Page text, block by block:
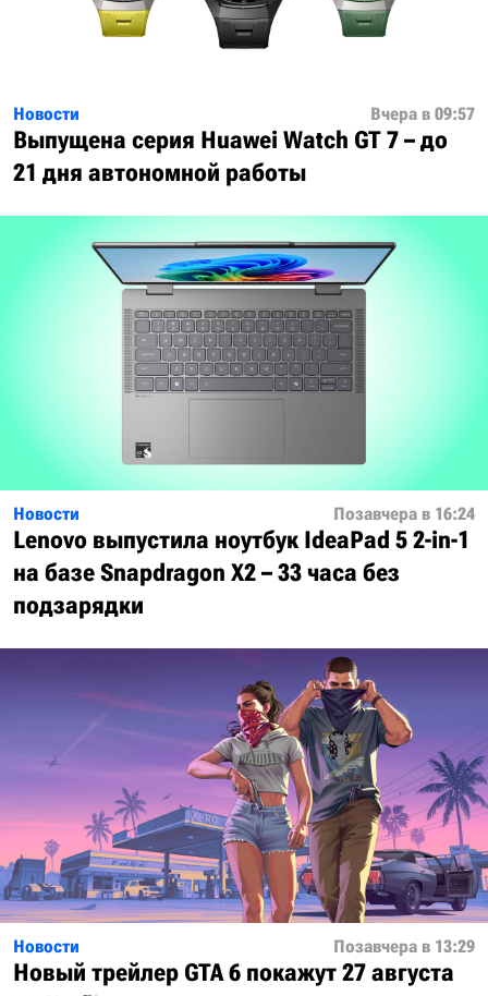
Новости Вчера в 09:57
Выпущена серия Huawei Watch GT 7 – до
21 дня автономной работы
Новости Позавчера в 16:24
Lenovo выпустила ноутбук IdeaPad 5 2-in-1
на базе Snapdragon X2 – 33 часа без
подзарядки
Новости Позавчера в 13:29
Новый трейлер GTA 6 покажут 27 августа